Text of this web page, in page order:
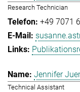
Research Technician
+49 7071
Jennifer
Technical Assistant